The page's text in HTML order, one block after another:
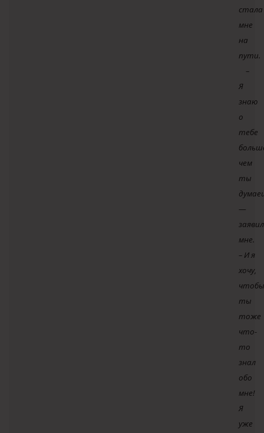
стала
мне
на
пути.
–
Я
знаю
о
тебе
чем
ты
—
мне.
– И я
хочу,
чтобы
ты
тоже
что-
то
знал
обо
мне!
Я
уже